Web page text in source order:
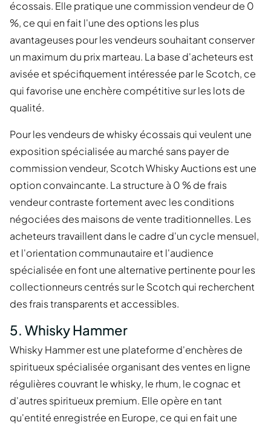
écossais. Elle pratique une commission vendeur de 0
%, ce qui en fait l'une des options les plus
avantageuses pour les vendeurs souhaitant conserver
un maximum du prix marteau. La base d'acheteurs est
avisée et spécifiquement intéressée par le Scotch, ce
qui favorise une enchère compétitive sur les lots de
qualité.
Pour les vendeurs de whisky écossais qui veulent une
exposition spécialisée au marché sans payer de
commission vendeur, Scotch Whisky Auctions est une
option convaincante. La structure à 0 % de frais
vendeur contraste fortement avec les conditions
négociées des maisons de vente traditionnelles. Les
acheteurs travaillent dans le cadre d'un cycle mensuel,
et l'orientation communautaire et l'audience
spécialisée en font une alternative pertinente pour les
collectionneurs centrés sur le Scotch qui recherchent
des frais transparents et accessibles.
5. Whisky Hammer
Whisky Hammer est une plateforme d'enchères de
spiritueux spécialisée organisant des ventes en ligne
régulières couvrant le whisky, le rhum, le cognac et
d'autres spiritueux premium. Elle opère en tant
qu'entité enregistrée en Europe, ce qui en fait une